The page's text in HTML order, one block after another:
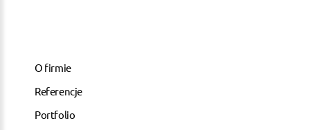
O firmie
Referencje
Portfolio